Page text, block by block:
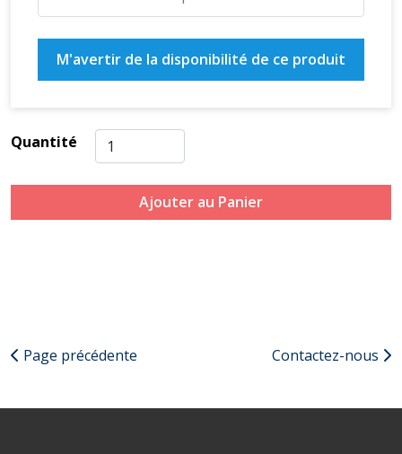
M'avertir de la disponibilité de ce produit
Quantité
Ajouter au Panier
Page précédente Contactez-nous